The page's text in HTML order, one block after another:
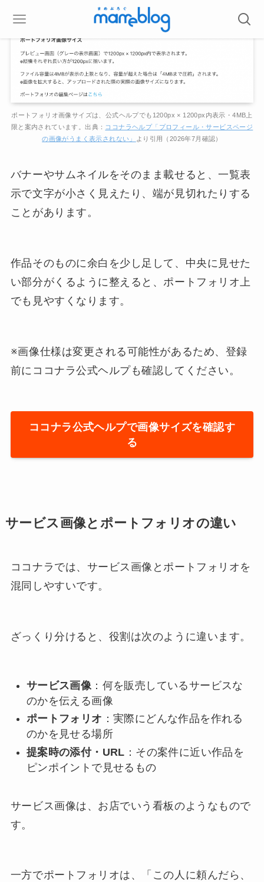
ポートフォリオ画像サイズは、公式ヘルプでも1200px × 1200px内表示・4MB上
限と案内されています。出典： ココナラヘルプ「プロフィール・サービスページ
の画像がうまく表示されない」
より引用（2026年7月確認）
バナーやサムネイルをそのまま載せると、一覧表
示で文字が小さく見えたり、端が見切れたりする
ことがあります。
作品そのものに余白を少し足して、中央に見せた
い部分がくるように整えると、ポートフォリオ上
でも見やすくなります。
※画像仕様は変更される可能性があるため、登録
前にココナラ公式ヘルプも確認してください。
ココナラ公式ヘルプで画像サイズを確認す
る
サービス画像とポートフォリオの違い
ココナラでは、サービス画像とポートフォリオを
混同しやすいです。
ざっくり分けると、役割は次のように違います。
サービス画像 ：何を販売しているサービスな
のかを伝える画像
ポートフォリオ ：実際にどんな作品を作れる
のかを見せる場所
提案時の添付・URL ：その案件に近い作品を
ピンポイントで見せるもの
サービス画像は、お店でいう看板のようなもので
す。
一方でポートフォリオは、「この人に頼んだら、